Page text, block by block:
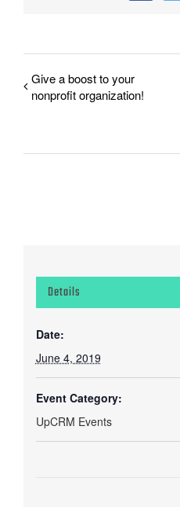
Give a boost to your
nonprofit organization!
Details
Date:
June 4, 2019
Event Category:
UpCRM Events